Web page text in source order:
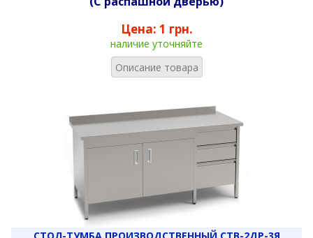
Цена: 1 грн.
наличие уточняйте
Описание товара